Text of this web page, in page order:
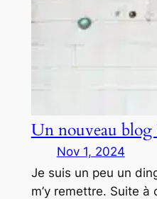
Un nouveau blog
Nov 1, 2024
Je suis un peu un
m’y remettre. Suite à